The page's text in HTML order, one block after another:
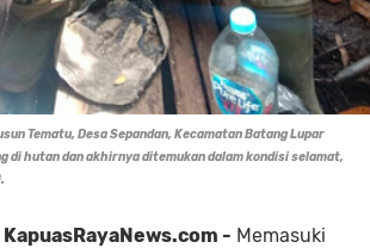
Tematu, Desa Sepandan, Kecamatan Batang Lupar
di hutan dan akhirnya ditemukan dalam kondisi selamat,
KapuasRayaNews.com - Memasuki